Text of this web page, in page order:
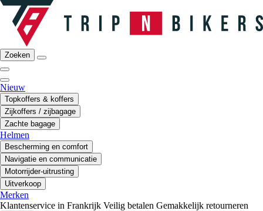
Zoeken
Nieuw
Topkoffers & koffers
Zijkoffers / zijbagage
Zachte bagage
Helmen
Bescherming en comfort
Navigatie en communicatie
Motorrijder-uitrusting
Uitverkoop
Merken
Klantenservice in Frankrijk Veilig betalen Gemakkelijk retourneren